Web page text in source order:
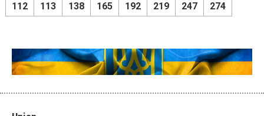
112
113 138 165 192 219 247 274